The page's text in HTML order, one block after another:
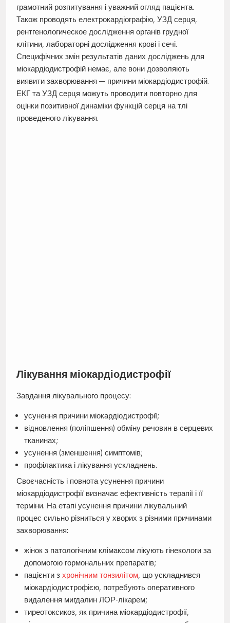
грамотний розпитування і уважний огляд пацієнта.
Також проводять електрокардіографію, УЗД серця,
рентгенологическое дослідження органів грудної
клітини, лабораторні дослідження крові і сечі.
Специфічних змін результатів даних досліджень для
міокардіодистрофій немає, але вони дозволяють
виявити захворювання — причини міокардіодистрофій.
ЕКГ та УЗД серця можуть проводити повторно для
оцінки позитивної динаміки функцій серця на тлі
проведеного лікування.
Лікування міокардіодистрофії
Завдання лікувального процесу:
усунення причини міокардіодистрофії;
відновлення (поліпшення) обміну речовин в серцевих
тканинах;
усунення (зменшення) симптомів;
профілактика і лікування ускладнень.
Своєчасність і повнота усунення причини
міокардіодистрофії визначає ефективність терапії і її
терміни. На етапі усунення причини лікувальний
процес сильно різниться у хворих з різними причинами
захворювання:
жінок з патологічним клімаксом лікують гінекологи за
допомогою гормональних препаратів;
пацієнти з хронічним тонзилітом, що ускладнився
міокардіодистрофією, потребують оперативного
видалення мигдалин ЛОР-лікарем;
тиреотоксикоз, як причина міокардіодистрофії,